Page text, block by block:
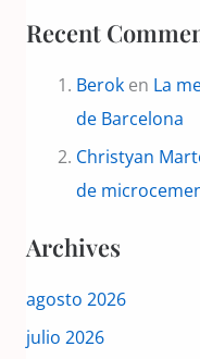
Recent
Berok en La
de Barcelona
Christyan
de
Archives
agosto 2026
julio 2026